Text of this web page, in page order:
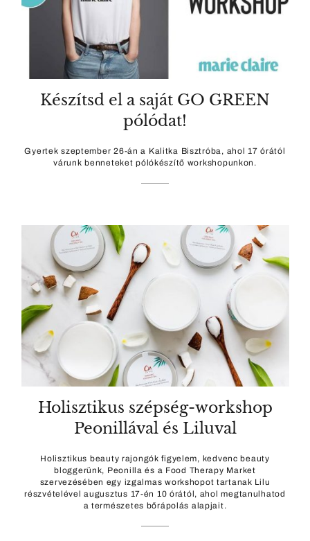
Készítsd el a saját GO GREEN
pólódat!
Gyertek szeptember 26-án a Kalitka Bisztróba, ahol 17 órától
várunk benneteket pólókészítő workshopunkon.
Holisztikus szépség-workshop
Peonillával és Liluval
Holisztikus beauty rajongók figyelem, kedvenc beauty
bloggerünk, Peonilla és a Food Therapy Market
szervezésében egy izgalmas workshopot tartanak Lilu
részvételével augusztus 17-én 10 órától, ahol megtanulhatod
a természetes bőrápolás alapjait.